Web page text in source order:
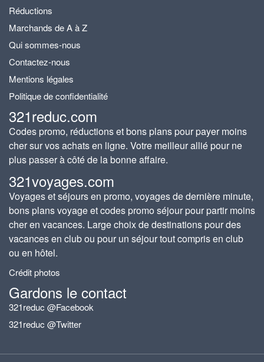
Réductions
Marchands de A à Z
Qui sommes-nous
Contactez-nous
Mentions légales
Politique de confidentialité
321reduc.com
Codes promo, réductions et bons plans pour payer moins
cher sur vos achats en ligne. Votre meilleur allié pour ne
plus passer à côté de la bonne affaire.
321voyages.com
Voyages et séjours en promo, voyages de dernière minute,
bons plans voyage et codes promo séjour pour partir moins
cher en vacances. Large choix de destinations pour des
vacances en club ou pour un séjour tout compris en club
ou en hôtel.
Crédit photos
Gardons le contact
321reduc @Facebook
321reduc @Twitter